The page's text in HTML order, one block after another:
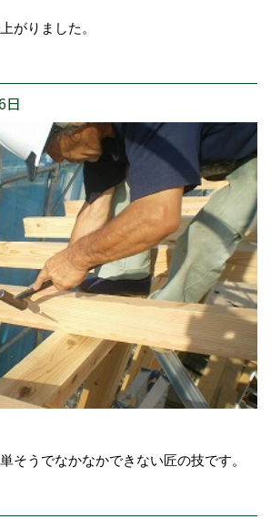
がりました。
そうでなかなかできない匠の技です。